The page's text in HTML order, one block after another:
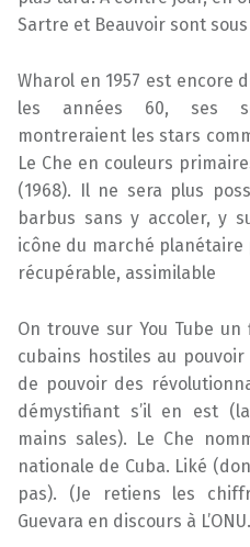
Sartre et Beauvoir sont
Wharol en 1957 est encore
les années 60, ses
montreraient les stars
Le Che en couleurs
(1968). Il ne sera plus
barbus sans y accoler, y
icône du marché
récupérable, assimilable
On trouve sur You Tube
cubains hostiles au
de pouvoir des
démystifiant s’il en est
mains sales). Le Che
nationale de Cuba. Liké
pas). (Je retiens les
Guevara en discours à L’ONU.